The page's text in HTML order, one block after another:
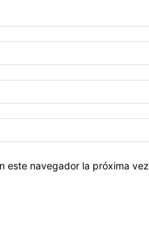
este navegador la próxima